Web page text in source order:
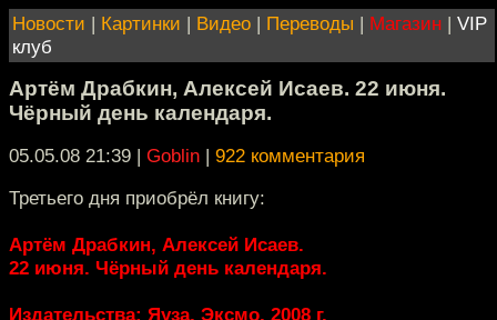
Новости | Картинки | Видео | Переводы | Магазин | VIP
клуб
Артём Драбкин, Алексей Исаев. 22 июня.
Чёрный день календаря.
05.05.08 21:39 | Goblin | 922 комментария
Третьего дня приобрёл книгу:
Артём Драбкин, Алексей Исаев.
22 июня. Чёрный день календаря.
Издательства: Яуза, Эксмо, 2008 г.